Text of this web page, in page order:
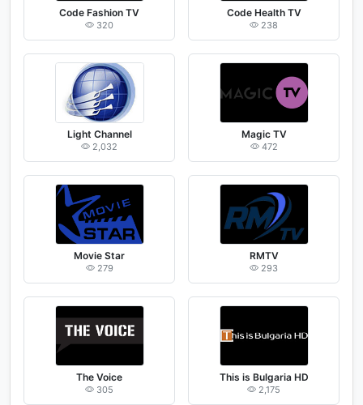
Code Fashion TV
320
Code Health TV
238
Light Channel
2,032
Magic TV
472
Movie Star
279
RMTV
293
The Voice
305
This is Bulgaria HD
2,175